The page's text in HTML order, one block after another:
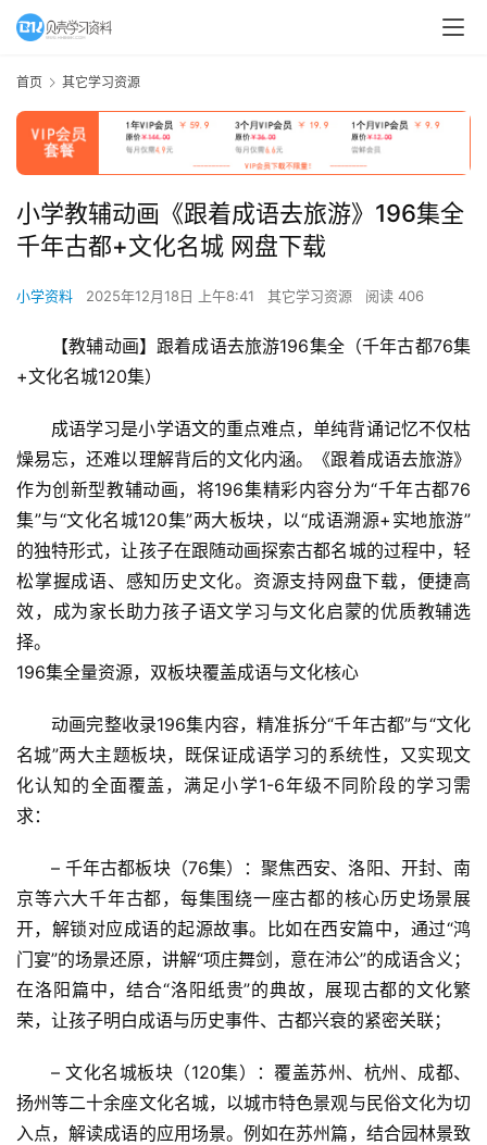
首页 其它学习资源
小学教辅动画《跟着成语去旅游》196集全
千年古都+文化名城 网盘下载
小学资料 2025年12月18日 上午8:41 其它学习资源 阅读 406
【教辅动画】跟着成语去旅游196集全（千年古都76集
+文化名城120集）
成语学习是小学语文的重点难点，单纯背诵记忆不仅枯
燥易忘，还难以理解背后的文化内涵。《跟着成语去旅游》
作为创新型教辅动画，将196集精彩内容分为“千年古都76
集”与“文化名城120集”两大板块，以“成语溯源+实地旅游”
的独特形式，让孩子在跟随动画探索古都名城的过程中，轻
松掌握成语、感知历史文化。资源支持网盘下载，便捷高
效，成为家长助力孩子语文学习与文化启蒙的优质教辅选
择。
196集全量资源，双板块覆盖成语与文化核心
动画完整收录196集内容，精准拆分“千年古都”与“文化
名城”两大主题板块，既保证成语学习的系统性，又实现文
化认知的全面覆盖，满足小学1-6年级不同阶段的学习需
求：
– 千年古都板块（76集）：聚焦西安、洛阳、开封、南
京等六大千年古都，每集围绕一座古都的核心历史场景展
开，解锁对应成语的起源故事。比如在西安篇中，通过“鸿
门宴”的场景还原，讲解“项庄舞剑，意在沛公”的成语含义；
在洛阳篇中，结合“洛阳纸贵”的典故，展现古都的文化繁
荣，让孩子明白成语与历史事件、古都兴衰的紧密关联；
– 文化名城板块（120集）：覆盖苏州、杭州、成都、
扬州等二十余座文化名城，以城市特色景观与民俗文化为切
入点，解读成语的应用场景。例如在苏州篇，结合园林景致